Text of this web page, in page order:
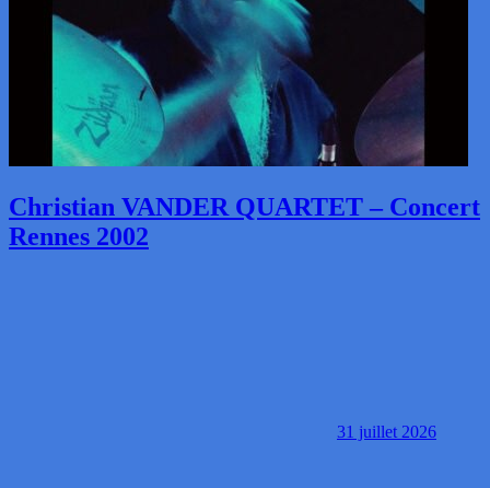
Christian VANDER QUARTET – Concert
Rennes 2002
31 juillet 2026